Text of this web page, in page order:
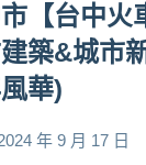
【台中火
築&城市
華)
年 9 月 17 日